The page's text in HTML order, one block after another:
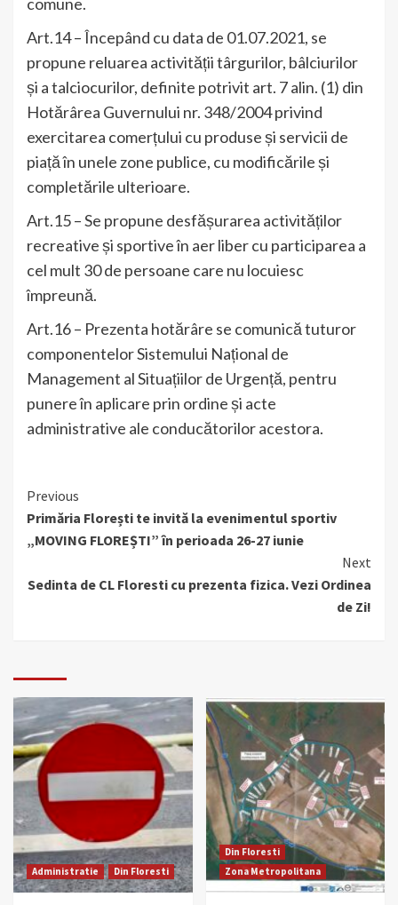
Art.14 – Începând cu data de 01.07.2021, se
propune reluarea activității târgurilor, bâlciurilor
și a talciocurilor, definite potrivit art. 7 alin. (1) din
Hotărârea Guvernului nr. 348/2004 privind
exercitarea comerțului cu produse și servicii de
piață în unele zone publice, cu modificările și
completările ulterioare.
Art.15 – Se propune desfășurarea activităților
recreative și sportive în aer liber cu participarea a
cel mult 30 de persoane care nu locuiesc
împreună.
Art.16 – Prezenta hotărâre se comunică tuturor
componentelor Sistemului Național de
Management al Situațiilor de Urgență, pentru
punere în aplicare prin ordine și acte
administrative ale conducătorilor acestora.
Continue
Reading
Previous
Primăria Florești te invită la evenimentul sportiv
„MOVING FLOREȘTI” în perioada 26-27 iunie
Next
Sedinta de CL Floresti cu prezenta fizica. Vezi Ordinea
de Zi!
Administratie Din Floresti
Din Floresti
Zona Metropolitana